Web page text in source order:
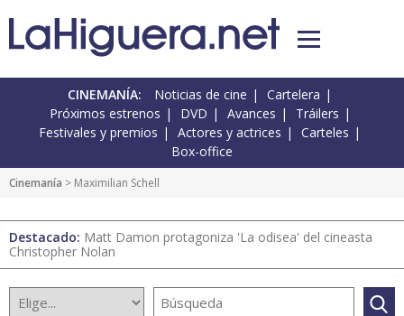
CINEMANÍA: Noticias de cine
Cartelera
Próximos estrenos
DVD Avances
Tráilers
Festivales y premios
Actores y actrices
Carteles
Box-office
Cinemanía > Maximilian Schell
Destacado: Matt Damon protagoniza 'La odisea' del cineasta
Christopher Nolan